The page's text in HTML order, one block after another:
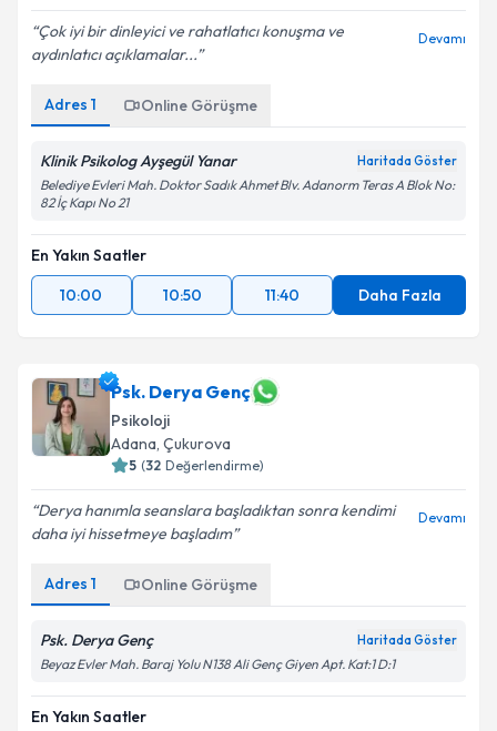
Çok iyi bir dinleyici ve rahatlatıcı konuşma ve
aydınlatıcı açıklamalar...
Devamı
Adres 1 Online Görüşme
Klinik Psikolog Ayşegül Yanar Haritada Göster
Belediye Evleri Mah. Doktor Sadık Ahmet Blv. Adanorm Teras A Blok No:
82 İç Kapı No 21
En Yakın Saatler
10:00
10:50 11:40 Daha Fazla
Psk. Derya Genç
Psikoloji
Adana, Çukurova
5 (32 Değerlendirme)
Derya hanımla seanslara başladıktan sonra kendimi
daha iyi hissetmeye başladım
Devamı
Adres 1 Online Görüşme
Psk. Derya Genç Haritada Göster
Beyaz Evler Mah. Baraj Yolu N138 Ali Genç Giyen Apt. Kat:1 D:1
En Yakın Saatler